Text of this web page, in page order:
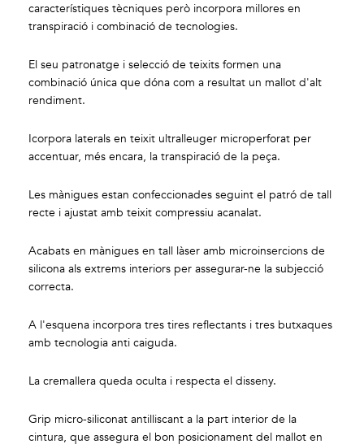
característiques tècniques però incorpora millores en
transpiració i combinació de tecnologies.
El seu patronatge i selecció de teixits formen una
combinació única que dóna com a resultat un mallot d'alt
rendiment.
Icorpora laterals en teixit ultralleuger microperforat per
accentuar, més encara, la transpiració de la peça.
Les mànigues estan confeccionades seguint el patró de tall
recte i ajustat amb teixit compressiu acanalat.
Acabats en mànigues en tall làser amb microinsercions de
silicona als extrems interiors per assegurar-ne la subjecció
correcta.
A l'esquena incorpora tres tires reflectants i tres butxaques
amb tecnologia anti caiguda.
La cremallera queda oculta i respecta el disseny.
Grip micro-siliconat antilliscant a la part interior de la
cintura, que assegura el bon posicionament del mallot en